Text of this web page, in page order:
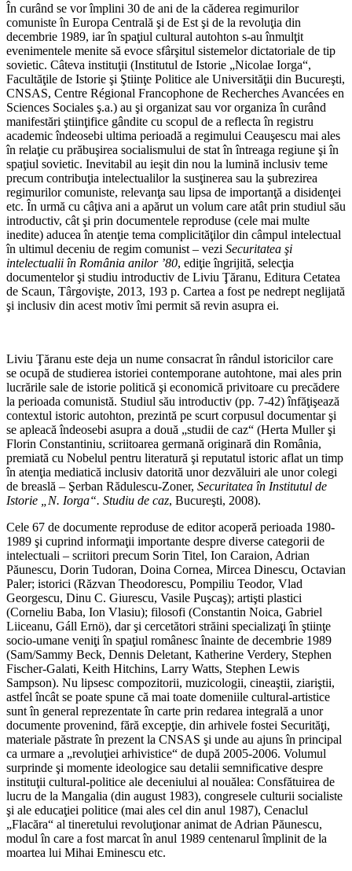
În curând se vor împlini 30 de ani de la căderea regimurilor
comuniste în Europa Centrală şi de Est şi de la revoluţia din
decembrie 1989, iar în spaţiul cultural autohton s-au înmulţit
evenimentele menite să evoce sfârşitul sistemelor dictatoriale de tip
sovietic. Câteva instituţii (Institutul de Istorie „Nicolae Iorga“,
Facultăţile de Istorie şi Ştiinţe Politice ale Universităţii din Bucureşti,
CNSAS, Centre Régional Francophone de Recherches Avancées en
Sciences Sociales ş.a.) au şi organizat sau vor organiza în curând
manifestări ştiinţifice gândite cu scopul de a reflecta în registru
academic îndeosebi ultima perioadă a regimului Ceauşescu mai ales
în relaţie cu prăbuşirea socialismului de stat în întreaga regiune şi în
spaţiul sovietic. Inevitabil au ieşit din nou la lumină inclusiv teme
precum contribuţia intelectualilor la susţinerea sau la şubrezirea
regimurilor comuniste, relevanţa sau lipsa de importanţă a disidenţei
etc. În urmă cu câţiva ani a apărut un volum care atât prin studiul său
introductiv, cât şi prin documentele reproduse (cele mai multe
inedite) aducea în atenţie tema complicităţilor din câmpul intelectual
în ultimul deceniu de regim comunist – vezi Securitatea şi
intelectualii în România anilor ’80, ediţie îngrijită, selecţia
documentelor şi studiu introductiv de Liviu Ţăranu, Editura Cetatea
de Scaun, Târgovişte, 2013, 193 p. Cartea a fost pe nedrept neglijată
şi inclusiv din acest motiv îmi permit să revin asupra ei.
Liviu Ţăranu este deja un nume consacrat în rândul istoricilor care
se ocupă de studierea istoriei contemporane autohtone, mai ales prin
lucrările sale de istorie politică şi economică privitoare cu precădere
la perioada comunistă. Studiul său introductiv (pp. 7-42) înfăţişează
contextul istoric autohton, prezintă pe scurt corpusul documentar şi
se apleacă îndeosebi asupra a două „studii de caz“ (Herta Muller şi
Florin Constantiniu, scriitoarea germană originară din România,
premiată cu Nobelul pentru literatură şi reputatul istoric aflat un timp
în atenţia mediatică inclusiv datorită unor dezvăluiri ale unor colegi
de breaslă – Şerban Rădulescu-Zoner, Securitatea în Institutul de
Istorie „N. Iorga“. Studiu de caz, Bucureşti, 2008).
Cele 67 de documente reproduse de editor acoperă perioada 1980-
1989 şi cuprind informaţii importante despre diverse categorii de
intelectuali – scriitori precum Sorin Titel, Ion Caraion, Adrian
Păunescu, Dorin Tudoran, Doina Cornea, Mircea Dinescu, Octavian
Paler; istorici (Răzvan Theodorescu, Pompiliu Teodor, Vlad
Georgescu, Dinu C. Giurescu, Vasile Puşcaş); artişti plastici
(Corneliu Baba, Ion Vlasiu); filosofi (Constantin Noica, Gabriel
Liiceanu, Gáll Ernö), dar şi cercetători străini specializaţi în ştiinţe
socio-umane veniţi în spaţiul românesc înainte de decembrie 1989
(Sam/Sammy Beck, Dennis Deletant, Katherine Verdery, Stephen
Fischer-Galati, Keith Hitchins, Larry Watts, Stephen Lewis
Sampson). Nu lipsesc compozitorii, muzicologii, cineaştii, ziariştii,
astfel încât se poate spune că mai toate domeniile cultural-artistice
sunt în general reprezentate în carte prin redarea integrală a unor
documente provenind, fără excepţie, din arhivele fostei Securităţi,
materiale păstrate în prezent la CNSAS şi unde au ajuns în principal
ca urmare a „revoluţiei arhivistice“ de după 2005-2006. Volumul
surprinde şi momente ideologice sau detalii semnificative despre
instituţii cultural-politice ale deceniului al nouălea: Consfătuirea de
lucru de la Mangalia (din august 1983), congresele culturii socialiste
şi ale educaţiei politice (mai ales cel din anul 1987), Cenaclul
„Flacăra“ al tineretului revoluţionar animat de Adrian Păunescu,
modul în care a fost marcat în anul 1989 centenarul împlinit de la
moartea lui Mihai Eminescu etc.